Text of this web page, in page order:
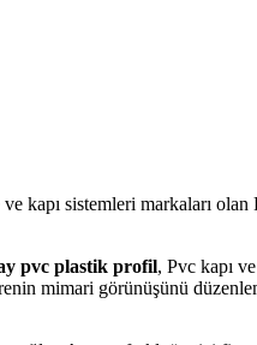
ve kapı sistemleri markaları
pvc plastik profil, Pvc kapı
mimari görünüşünü